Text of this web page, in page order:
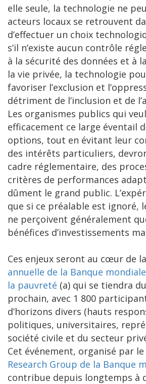
elle seule, la technologie ne
acteurs locaux se retrouvent
d’effectuer un choix
s’il n’existe aucun contrôle
à la sécurité des données et à
la vie privée, la technologie
favoriser l’exclusion et
détriment de l’inclusion et de
Les organismes publics qui
efficacement ce large éventail
options, tout en évitant leur
des intérêts particuliers,
cadre réglementaire, des
critères de performances
dûment le grand public.
que si ce préalable est ignoré,
ne perçoivent généralement
bénéfices d’investissements
Ces enjeux seront au cœur de
annuelle de la Banque
la pauvreté (a) qui se tiendra
prochain, avec 1 800
d’horizons divers (hauts
politiques, universitaires,
société civile et du secteur
Cet événement, organisé par le
Research Group de la Banque
contribue depuis longtemps à